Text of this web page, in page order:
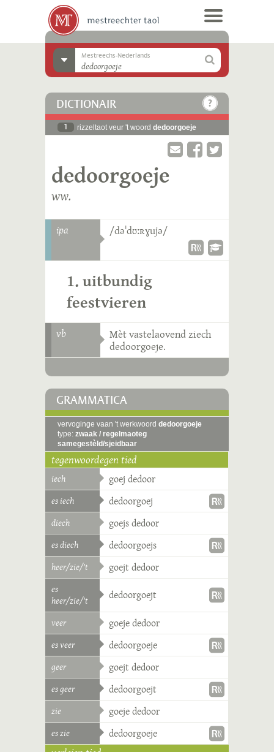
Mestreechs-Nederlands
DICTIONAIR
1 rizzeltaot veur 't woord dedoorgoeje
dedoorgoeje
ww.
ipa /dəˈdʊːʀɣujə/
1. uitbundig
feestvieren
vb
Mèt vastelaovend ziech
dedoorgoeje.
GRAMMATICA
vervoginge vaan 't werkwoord dedoorgoeje
type: zwaak / regelmaoteg
samegestèld/sjeidbaar
tegenwoordegen tied
iech goej dedoor
es iech dedoorgoej
diech goejs dedoor
es diech dedoorgoejs
heer/zie/'t goejt dedoor
es
heer/zie/'t
dedoorgoejt
veer goeje dedoor
es veer dedoorgoeje
geer goejt dedoor
es geer dedoorgoejt
zie goeje dedoor
es zie dedoorgoeje